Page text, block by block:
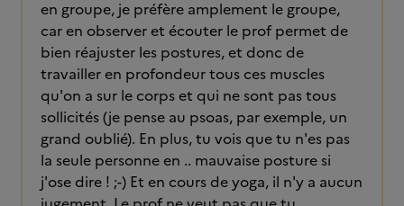
en groupe, je préfère amplement le groupe,
car en observer et écouter le prof permet de
bien réajuster les postures, et donc de
travailler en profondeur tous ces muscles
qu'on a sur le corps et qui ne sont pas tous
sollicités (je pense au psoas, par exemple, un
grand oublié). En plus, tu vois que tu n'es pas
la seule personne en .. mauvaise posture si
j'ose dire ! ;-) Et en cours de yoga, il n'y a aucun